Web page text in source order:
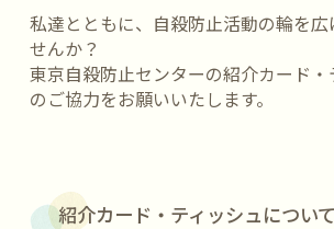
私達とともに、自殺防止活動の輪を広
せんか？
東京自殺防止センターの紹介カード・
のご協力をお願いいたします。
紹介カード・ティッシュについて